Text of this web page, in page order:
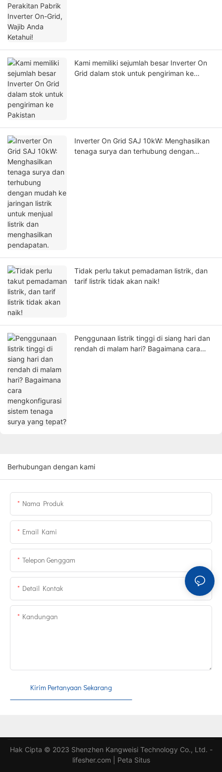
Kami memiliki sejumlah besar Inverter On
Grid dalam stok untuk pengiriman ke
Inverter On Grid SAJ 10kW: Menghasilkan
tenaga surya dan terhubung dengan
Tidak perlu takut pemadaman listrik, dan
tarif listrik tidak akan naik!
Penggunaan listrik tinggi di siang hari dan
rendah di malam hari? Bagaimana cara
Berhubungan dengan kami
Nama Produk
Email Kami
Telepon Genggam
Detail Kontak
Kandungan
Kirim Pertanyaan Sekarang
Hak Cipta © 2023 Shenzhen Kangweisi Technology Co., Ltd. -
lifesher.com
Peta Situs